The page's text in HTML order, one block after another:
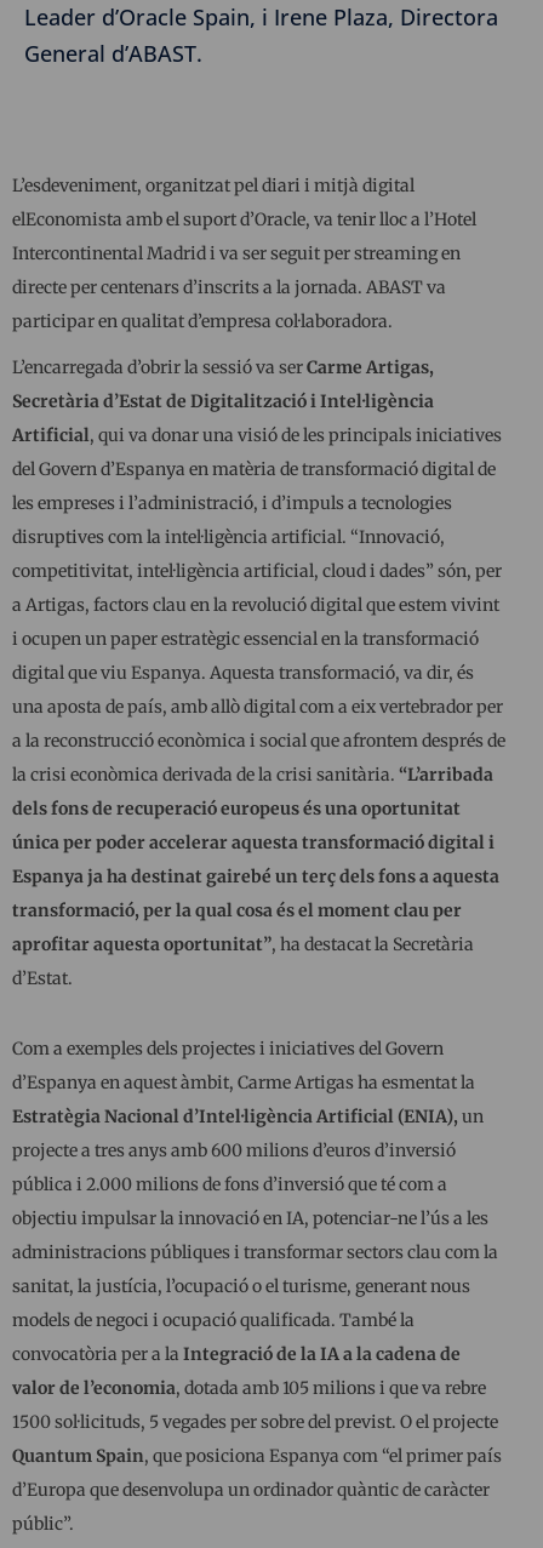
Leader d’Oracle Spain, i Irene Plaza, Directora
General d’ABAST.
L’esdeveniment, organitzat pel diari i mitjà digital
elEconomista amb el suport d’Oracle, va tenir lloc a l’Hotel
Intercontinental Madrid i va ser seguit per streaming en
directe per centenars d’inscrits a la jornada. ABAST va
participar en qualitat d’empresa col·laboradora.
L’encarregada d’obrir la sessió va serCarme Artigas,
Secretària d’Estat de Digitalització i Intel·ligència
Artificial, qui va donar una visió de les principals iniciatives
del Govern d’Espanya en matèria de transformació digital de
les empreses i l’administració, i d’impuls a tecnologies
disruptives com la intel·ligència artificial. “Innovació,
competitivitat, intel·ligència artificial, cloud i dades” són, per
a Artigas, factors clau en la revolució digital que estem vivint
i ocupen un paper estratègic essencial en la transformació
digital que viu Espanya. Aquesta transformació, va dir, és
una aposta de país, amb allò digital com a eix vertebrador per
a la reconstrucció econòmica i social que afrontem després de
la crisi econòmica derivada de la crisi sanitària. “L’arribada
dels fons de recuperació europeus és una oportunitat
única per poder accelerar aquesta transformació digital i
Espanya ja ha destinat gairebé un terç dels fons a aquesta
transformació, per la qual cosa és el moment clau per
aprofitar aquesta oportunitat”, ha destacat la Secretària
d’Estat.
Com a exemples dels projectes i iniciatives del Govern
d’Espanya en aquest àmbit, Carme Artigas ha esmentat la
Estratègia Nacional d’Intel·ligència Artificial (ENIA), un
projecte a tres anys amb 600 milions d’euros d’inversió
pública i 2.000 milions de fons d’inversió que té com a
objectiu impulsar la innovació en IA, potenciar-ne l’ús a les
administracions públiques i transformar sectors clau com la
sanitat, la justícia, l’ocupació o el turisme, generant nous
models de negoci i ocupació qualificada. També la
convocatòria per a la Integració de la IA a la cadena de
valor de l’economia, dotada amb 105 milions i que va rebre
1500 sol·licituds, 5 vegades per sobre del previst. O el projecte
Quantum Spain, que posiciona Espanya com “el primer país
d’Europa que desenvolupa un ordinador quàntic de caràcter
públic”.